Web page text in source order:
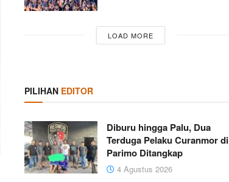
LOAD MORE
PILIHAN EDITOR
Diburu hingga Palu, Dua
Terduga Pelaku Curanmor di
Parimo Ditangkap
4 Agustus 2026